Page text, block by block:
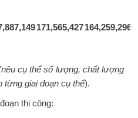
171,565,427164,259,296
cụ thể số lượng, chất lượng
từng giai đoạn cụ thể).
thi công: